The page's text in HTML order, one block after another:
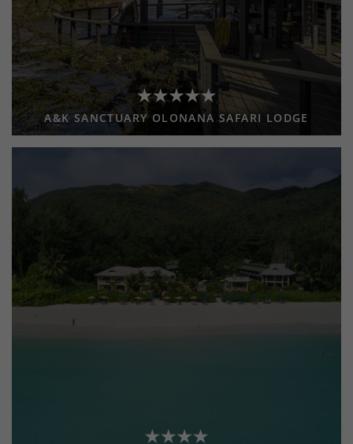
A&K SANCTUARY OLONANA SAFARI LODGE